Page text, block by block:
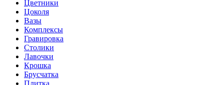
Цветники
Цоколя
Вазы
Комплексы
Гравировка
Столики
Лавочки
Крошка
Брусчатка